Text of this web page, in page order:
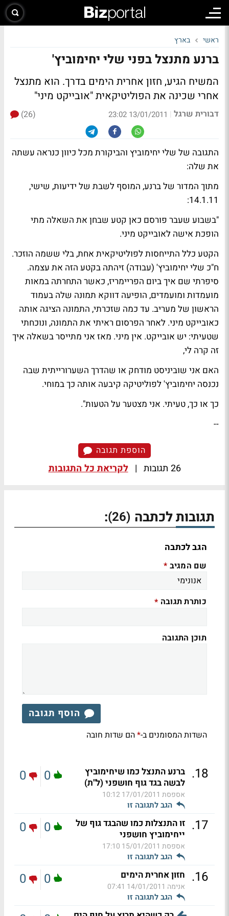
ראשי בארץ
ברנע מתנצל בפני שלי יחימוביץ'
המשיח הגיע, חזון אחרית הימים בדרך. הוא מתנצל
אחרי שכינה את הפוליטיקאית "אובייקט מיני"
דבורית שרגל |
13/01/2011 23:02
(26)
התגובה של שלי יחימוביץ והביקורת מכל כיוון כנראה עשתה
את שלה:
מתוך המדור של ברנע, המוסף לשבת של ידיעות, שישי,
14.1.11:
"בשבוע שעבר פורסם כאן קטע שבחן את השאלה מתי
הופכת אישה לאובייקט מיני.
הקטע כלל התייחסות לפוליטיקאית אחת, בלי ששמה הוזכר.
ח"כ שלי יחימוביץ' (עבודה) זיהתה בקטע הזה את עצמה.
סיפרתי שם איך ביום הפריימריז, כאשר התחרתה במאות
מועמדות ומועמדים, הופיעה דווקא תמונה שלה בעמוד
הראשון של מעריב. עד כמה שזכרתי, התמונה הציגה אותה
כאובייקט מיני. לאחר הפרסום ראיתי את התמונה, ונוכחתי
שטעיתי: יש אובייקט. אין מיני. מאז אני מתייסר בשאלה איך
זה קרה לי,
האם אני שוביניסט מודחק או שהדרך השערורייתית שבה
נכנסה יחימוביץ' לפוליטיקה קיבעה אותה כך במוחי.
כך או כך, טעיתי. אני מצטער על הטעות".
--
הוספת תגובה
26 תגובות | לקריאת כל התגובות
תגובות לכתבה (26)
:
הגב לכתבה
שם המגיב *
כותרת תגובה *
תוכן התגובה
הוסף תגובה
השדות המסומנים ב-*הם שדות חובה
18
. ברנע התנצל כמו שיחימוביץ
לבשה בגד גוף חושפני (ל"ת)
אספסת 17/01/2011 10:12
הגב לתגובה זו
0
0
17
. זו התנצלות כמו שהבגד גוף של
ייחימוביץ חושפני
אספסת 15/01/2011 17:10
הגב לתגובה זו
0
0
16
. חזון אחרית הימים
אנימה 14/01/2011 07:41
הגב לתגובה זו
0
0